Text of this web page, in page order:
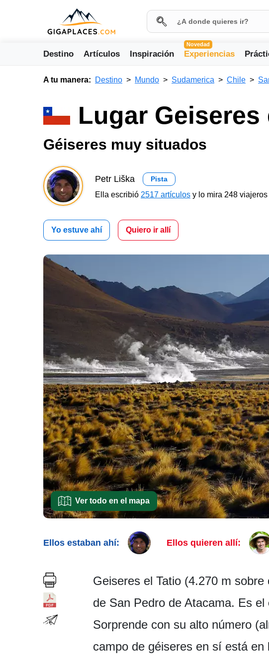
Destino Artículos Inspiración
Novedad
Experiencias
A tu manera: Destino Mundo Sudamerica Chile
Lugar Geiseres
Géiseres muy situados
Petr Liška Pista
Ella escribió 2517 artículos y lo mira 248 viajeros
Yo estuve ahí Quiero ir allí
Ver todo en el mapa
Ellos estaban ahí: Ellos quieren allí:
Geiseres el Tatio (4.270 m
de San Pedro de Atacama. Es
Sorprende con su alto número
campo de géiseres en sí está